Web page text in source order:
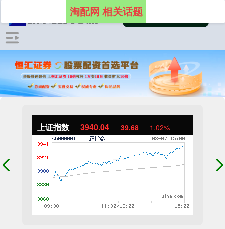
上证指数 3940.04 39.68 1.02%
淘配网 相关话题